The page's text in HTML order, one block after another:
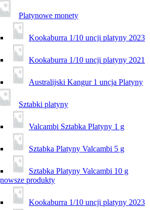
Platynowe monety
Kookaburra 1/10 uncji platyny 2023
Kookaburra 1/10 uncji platyny 2021
Australijski Kangur 1 uncja Platyny
Sztabki platyny
Valcambi Sztabka Platyny 1 g
Sztabka Platyny Valcambi 5 g
Sztabka Platyny Valcambi 10 g
produkty
Kookaburra 1/10 uncji platyny 2023